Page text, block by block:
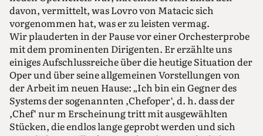
davon, vermittelt, was Lovro von Matacic sich
vorgenommen hat, was er zu leisten vermag.
Wir plauderten in der Pause vor einer Orchesterprobe
mit dem prominenten Dirigenten. Er erzählte uns
einiges Aufschlussreiche über die heutige Situation der
Oper und über seine allgemeinen Vorstellungen von
der Arbeit im neuen Hause: „Ich bin ein Gegner des
Systems der sogenannten ,Chefoper‘, d. h. dass der
,Chef‘ nur m Erscheinung tritt mit ausgewählten
Stücken, die endlos lange geprobt werden und sich